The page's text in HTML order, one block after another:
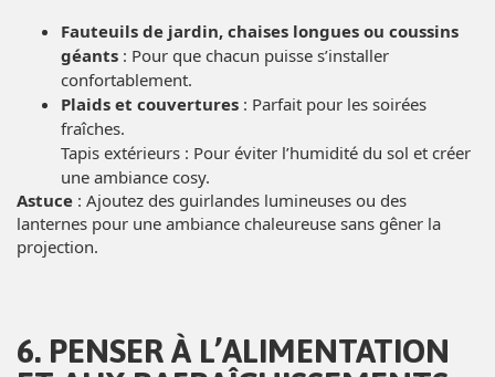
Fauteuils de jardin, chaises longues ou coussins
géants : Pour que chacun puisse s’installer
confortablement.
Plaids et couvertures : Parfait pour les soirées
fraîches.
Tapis extérieurs : Pour éviter l’humidité du sol et créer
une ambiance cosy.
Astuce : Ajoutez des guirlandes lumineuses ou des
lanternes pour une ambiance chaleureuse sans gêner la
projection.
6. PENSER À L’ALIMENTATION